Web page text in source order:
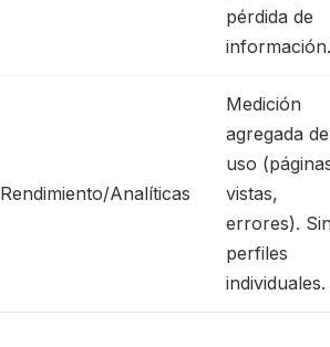
pérdida de
información.
Rendimiento/Analíticas
Medición
agregada
uso
vistas,
errores).
perfiles
individuales.